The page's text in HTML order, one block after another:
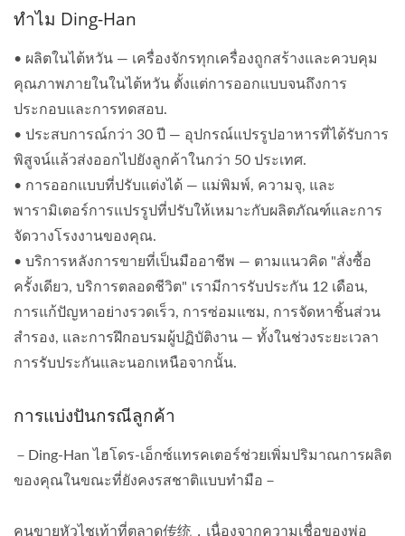
ทำไม Ding-Han
• ผลิตในไต้หวัน — เครื่องจักรทุกเครื่องถูกสร้างและควบคุม
คุณภาพภายในในไต้หวัน ตั้งแต่การออกแบบจนถึงการ
ประกอบและการทดสอบ.
• ประสบการณ์กว่า 30 ปี — อุปกรณ์แปรรูปอาหารที่ได้รับการ
พิสูจน์แล้วส่งออกไปยังลูกค้าในกว่า 50 ประเทศ.
• การออกแบบที่ปรับแต่งได้ — แม่พิมพ์, ความจุ, และ
พารามิเตอร์การแปรรูปที่ปรับให้เหมาะกับผลิตภัณฑ์และการ
จัดวางโรงงานของคุณ.
• บริการหลังการขายที่เป็นมืออาชีพ — ตามแนวคิด "สั่งซื้อ
ครั้งเดียว, บริการตลอดชีวิต" เรามีการรับประกัน 12 เดือน,
การแก้ปัญหาอย่างรวดเร็ว, การซ่อมแซม, การจัดหาชิ้นส่วน
สำรอง, และการฝึกอบรมผู้ปฏิบัติงาน — ทั้งในช่วงระยะเวลา
การรับประกันและนอกเหนือจากนั้น.
การแบ่งปันกรณีลูกค้า
－Ding-Han ไฮโดร-เอ็กซ์แทรคเตอร์ช่วยเพิ่มปริมาณการผลิต
ของคุณในขณะที่ยังคงรสชาติแบบทำมือ－
คนขายหัวไชเท้าที่ตลาด传统，เนื่องจากความเชื่อของพ่อ